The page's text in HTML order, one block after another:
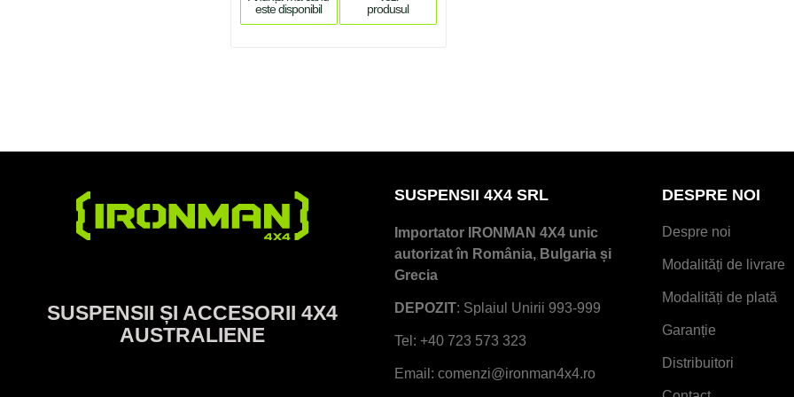
este disponibil
produsul
SUSPENSII ȘI ACCESORII 4X4
AUSTRALIENE
SUSPENSII 4X4 SRL
Importator IRONMAN 4X4 unic
autorizat în România, Bulgaria și
Grecia
DEPOZIT: Splaiul Unirii 993-999
Tel: +40 723 573 323
Email: comenzi@ironman4x4.ro
DESPRE NOI
Despre noi
Modalități de livrare
Modalități de plată
Garanție
Distribuitori